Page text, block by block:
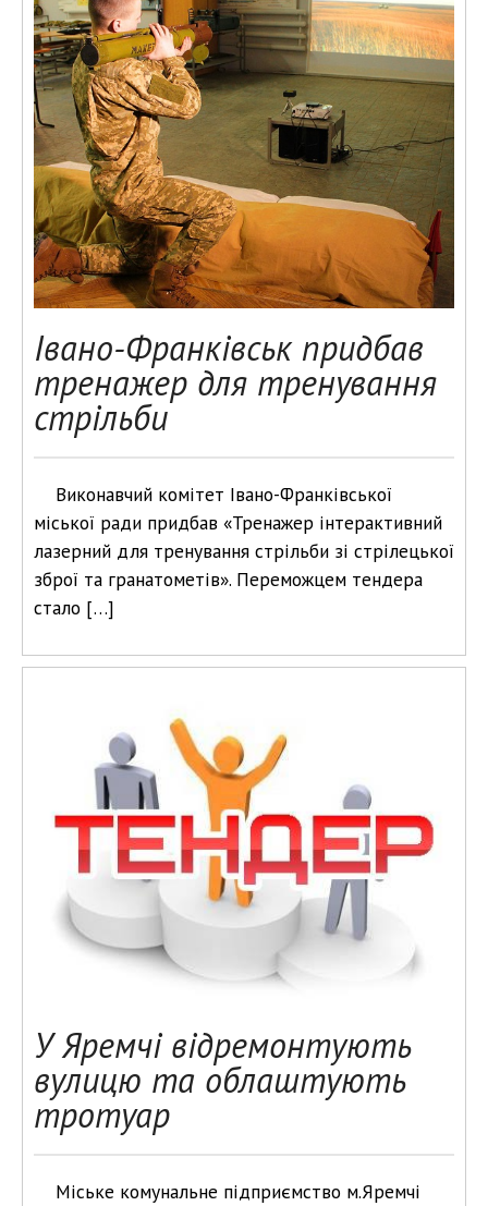
Івано-Франківськ придбав
тренажер для тренування
стрільби
Виконавчий комітет Івано-Франківської
міської ради придбав «Тренажер інтерактивний
лазерний для тренування стрільби зі стрілецької
зброї та гранатометів». Переможцем тендера
стало […]
У Яремчі відремонтують
вулицю та облаштують
тротуар
Міське комунальне підприємство м.Яремчі